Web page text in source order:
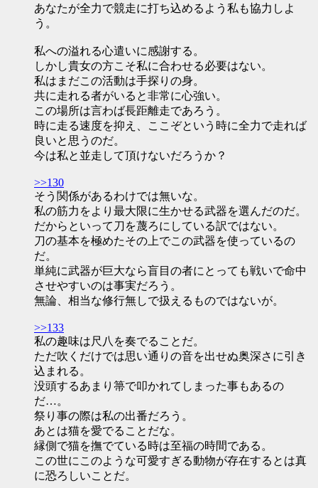
あなたが全力で競走に打ち込めるよう私も協力しよ
う。
私への溢れる心遣いに感謝する。
しかし貴女の方こそ私に合わせる必要はない。
私はまだこの活動は手探りの身。
共に走れる者がいると非常に心強い。
この場所は言わば長距離走であろう。
時に走る速度を抑え、ここぞという時に全力で走れば
良いと思うのだ。
今は私と並走して頂けないだろうか？
>>130
そう関係があるわけでは無いな。
私の筋力をより最大限に生かせる武器を選んだのだ。
だからといって刀を蔑ろにしている訳ではない。
刀の基本を極めたその上でこの武器を使っているの
だ。
単純に武器が巨大なら盲目の者にとっても戦いで命中
させやすいのは事実だろう。
無論、相当な修行無しで扱えるものではないが。
>>133
私の趣味は尺八を奏でることだ。
ただ吹くだけでは思い通りの音を出せぬ奥深さに引き
込まれる。
没頭するあまり箒で叩かれてしまった事もあるの
だ…。
祭り事の際は私の出番だろう。
あとは猫を愛でることだな。
縁側で猫を撫でている時は至福の時間である。
この世にこのような可愛すぎる動物が存在するとは真
に恐ろしいことだ。